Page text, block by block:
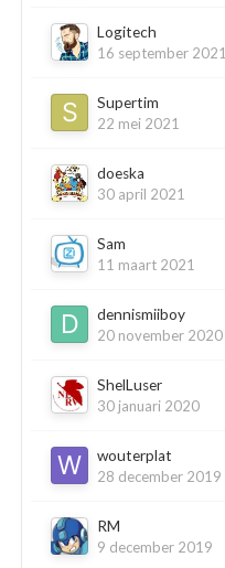
Logitech
16 september 2021
Supertim
22 mei 2021
doeska
30 april 2021
Sam
11 maart 2021
dennismiiboy
20 november 2020
ShelLuser
30 januari 2020
wouterplat
28 december 2019
RM
9 december 2019